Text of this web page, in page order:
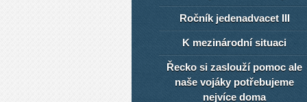
Ročník jedenadvacet III
K mezinárodní situaci
Řecko si zaslouží pomoc ale
naše vojáky potřebujeme
nejvíce doma